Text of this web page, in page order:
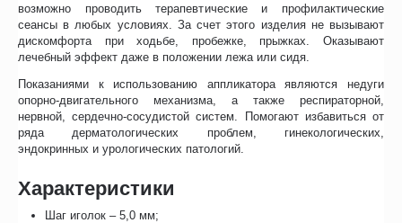
возможно проводить терапевтические и профилактические
сеансы в любых условиях. За счет этого изделия не вызывают
дискомфорта при ходьбе, пробежке, прыжках. Оказывают
лечебный эффект даже в положении лежа или сидя.
Показаниями к использованию аппликатора являются недуги
опорно-двигательного механизма, а также респираторной,
нервной, сердечно-сосудистой систем. Помогают избавиться от
ряда дерматологических проблем, гинекологических,
эндокринных и урологических патологий.
Характеристики
Шаг иголок – 5,0 мм;